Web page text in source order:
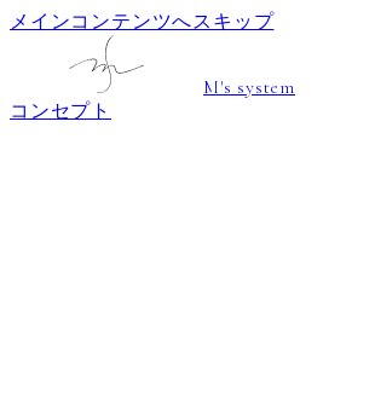
メインコンテンツへスキップ
M's system
コンセプト